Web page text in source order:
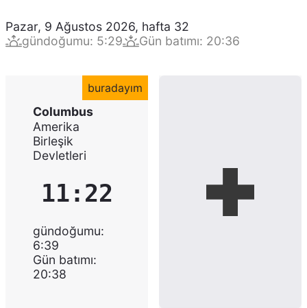
Pazar, 9 Ağustos 2026, hafta 32
gündoğumu: 5:29 Gün batımı: 20:36
buradayım
Columbus
Amerika
Birleşik
Devletleri
11:22
gündoğumu:
6:39
Gün batımı:
20:38